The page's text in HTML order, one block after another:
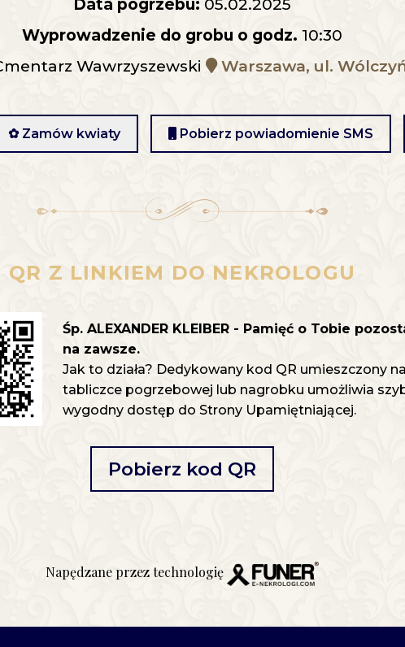
Data pogrzebu: 05.02.2025
Wyprowadzenie do grobu o godz. 10:30
Wawrzyszewski
Warszawa, ul.
✿ Zamów kwiaty Pobierz powiadomienie SMS
QR Z LINKIEM DO NEKROLOGU
Śp. ALEXANDER KLEIBER - Pamięć o Tobie
na zawsze.
Jak to działa? Dedykowany kod QR umieszczony na
tabliczce pogrzebowej lub nagrobku umożliwia
wygodny dostęp do Strony Upamiętniającej.
Pobierz kod QR
Napędzane przez technologię